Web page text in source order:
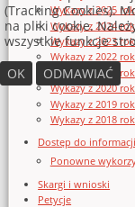
Wykazy z 2025
Wykazy z 2024
Wykazy z 2023
Wykazy z 2022
Wykazy z 2021
Wykazy z 2020
Wykazy z 2019
Wykazy z 2018
Dostęp do
Ponowne
Skargi i wnioski
Petycje
(Tracking Cookies).
na pliki cookie.
wszystkie funkcje
OK
ODMAWIAĆ